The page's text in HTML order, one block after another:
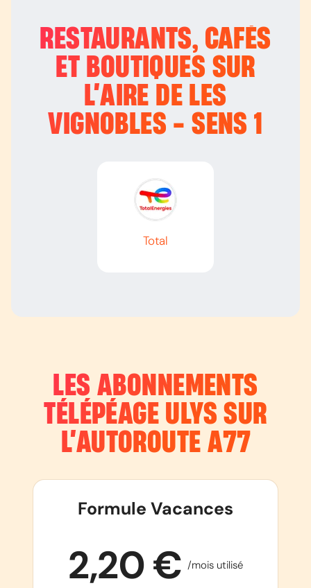
RESTAURANTS, CAFÉS
ET BOUTIQUES SUR
L’AIRE DE LES
VIGNOBLES - SENS 1
Total
LES ABONNEMENTS
TÉLÉPÉAGE ULYS SUR
L’AUTOROUTE A77
Formule Vacances
2,20 € /mois utilisé